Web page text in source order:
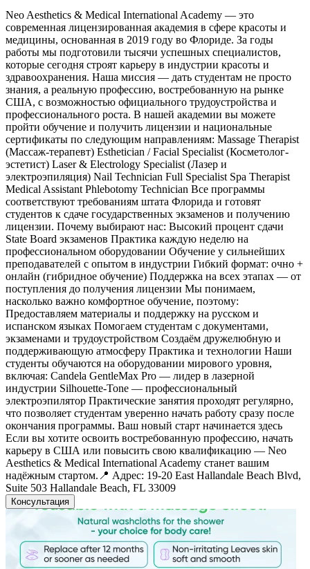
Neo Aesthetics & Medical International Academy — это
современная лицензированная академия в сфере красоты и
медицины, основанная в 2019 году во Флориде. За годы
работы мы подготовили тысячи успешных специалистов,
которые сегодня строят карьеру в индустрии красоты и
здравоохранения. Наша миссия — дать студентам не просто
знания, а реальную профессию, востребованную на рынке
США, с возможностью официального трудоустройства и
профессионального роста. В нашей академии вы можете
пройти обучение и получить лицензии и национальные
сертификаты по следующим направлениям: Massage Therapist
(Массаж-терапевт) Esthetician / Facial Specialist (Косметолог-
эстетист) Laser & Electrology Specialist (Лазер и
электроэпиляция) Nail Technician Full Specialist Spa Therapist
Medical Assistant Phlebotomy Technician Все программы
соответствуют требованиям штата Флорида и готовят
студентов к сдаче государственных экзаменов и получению
лицензии. Почему выбирают нас: Высокий процент сдачи
State Board экзаменов Практика каждую неделю на
профессиональном оборудовании Обучение у сильнейших
преподавателей с опытом в индустрии Гибкий формат: очно +
онлайн (гибридное обучение) Поддержка на всех этапах — от
поступления до получения лицензии Мы понимаем,
насколько важно комфортное обучение, поэтому:
Предоставляем материалы и поддержку на русском и
испанском языках Помогаем студентам с документами,
экзаменами и трудоустройством Создаём дружелюбную и
поддерживающую атмосферу Практика и технологии Наши
студенты обучаются на оборудовании мирового уровня,
включая: Candela GentleMax Pro — лидер в лазерной
индустрии Silhouette-Tone — профессиональный
электроэпилятор Практические занятия проходят регулярно,
что позволяет студентам уверенно начать работу сразу после
окончания программы. Ваш новый старт начинается здесь
Если вы хотите освоить востребованную профессию, начать
карьеру в США или повысить свою квалификацию — Neo
Aesthetics & Medical International Academy станет вашим
надёжным стартом.📍 Адрес: 19-20 East Hallandale Beach Blvd,
Suite 503 Hallandale Beach, FL 33009
Консультация